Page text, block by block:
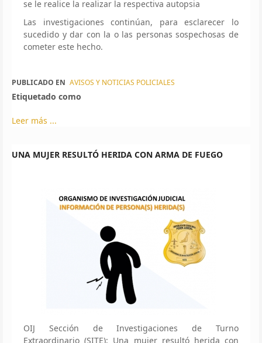
se le realice la realizar la respectiva autopsia
Las investigaciones continúan, para esclarecer lo
sucedido y dar con la o las personas sospechosas de
cometer este hecho.
PUBLICADO EN AVISOS Y NOTICIAS POLICIALES
Etiquetado como
Leer más ...
UNA MUJER RESULTÓ HERIDA CON ARMA DE FUEGO
OIJ Sección de Investigaciones de Turno
Extraordinario (SITE): Una mujer resultó herida con